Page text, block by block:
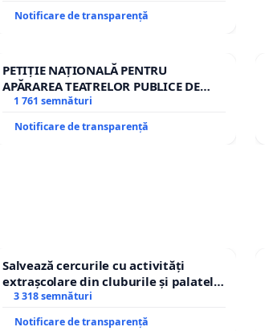
Notificare de transparență
PETIȚIE NAȚIONALĂ PENTRU
APĂRAREA TEATRELOR PUBLICE DE
REPERTORIU DIN ROMÂNIA
1 761 semnături
Notificare de transparență
Salvează cercurile cu activități
extrașcolare din cluburile și palatele
copiilor
3 318 semnături
Notificare de transparență